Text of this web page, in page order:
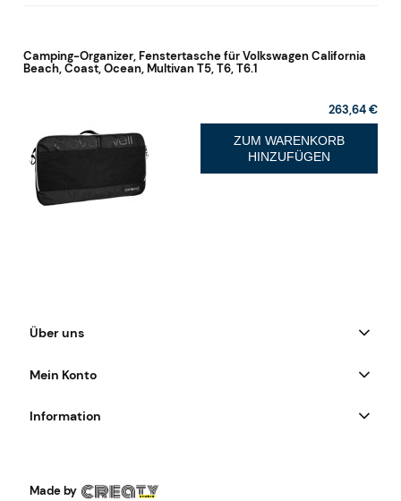
Camping-Organizer, Fenstertasche für Volkswagen California
Beach, Coast, Ocean, Multivan T5, T6, T6.1
263,64 €
ZUM WARENKORB
HINZUFÜGEN
Über uns
Mein Konto
Information
Made by